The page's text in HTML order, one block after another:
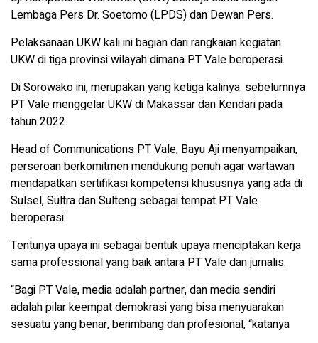
Lembaga Pers Dr. Soetomo (LPDS) dan Dewan Pers.
Pelaksanaan UKW kali ini bagian dari rangkaian kegiatan
UKW di tiga provinsi wilayah dimana PT Vale beroperasi.
Di Sorowako ini, merupakan yang ketiga kalinya. sebelumnya
PT Vale menggelar UKW di Makassar dan Kendari pada
tahun 2022.
Head of Communications PT Vale, Bayu Aji menyampaikan,
perseroan berkomitmen mendukung penuh agar wartawan
mendapatkan sertifikasi kompetensi khususnya yang ada di
Sulsel, Sultra dan Sulteng sebagai tempat PT Vale
beroperasi.
Tentunya upaya ini sebagai bentuk upaya menciptakan kerja
sama professional yang baik antara PT Vale dan jurnalis.
“Bagi PT Vale, media adalah partner, dan media sendiri
adalah pilar keempat demokrasi yang bisa menyuarakan
sesuatu yang benar, berimbang dan profesional, “katanya